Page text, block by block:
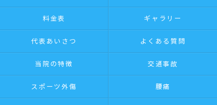
料金表 ギャラリー
代表あいさつ よくある質問
当院の特徴 交通事故
スポーツ外傷 腰痛